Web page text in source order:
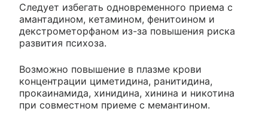
Следует избегать одновременного приема с
амантадином, кетамином, фенитоином и
декстрометорфаном из-за повышения риска
развития психоза.
Возможно повышение в плазме крови
концентрации циметидина, ранитидина,
прокаинамида, хинидина, хинина и никотина
при совместном приеме с мемантином.